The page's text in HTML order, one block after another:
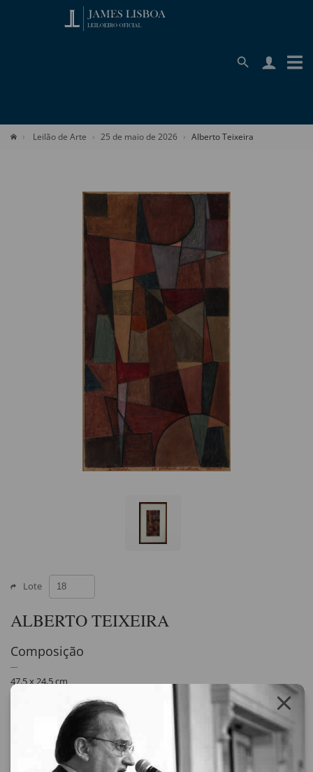
Leilão de Arte 25 de maio de 2026 Alberto Teixeira
Lote
ALBERTO TEIXEIRA
Composição
47,5 x 24,5 cm
aquarela e nanquim sobre papel
assinatura inf. dir.
Descrito no verso "Minha Primeira Pintura Abstrata".